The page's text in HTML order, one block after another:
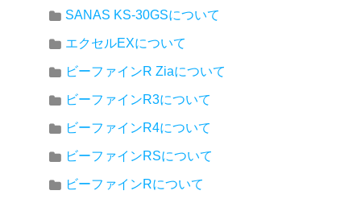
SANAS KS-30GSについて
エクセルEXについて
ビーファインR Ziaについて
ビーファインR3について
ビーファインR4について
ビーファインRSについて
ビーファインRについて